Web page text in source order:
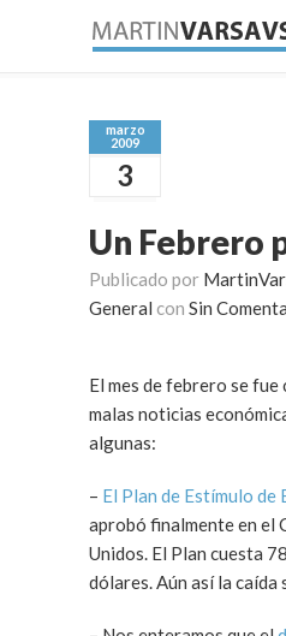
marzo
2009
3
Un Febrero
Publicado por
General con Sin
El mes de febrero se fue
malas noticias
algunas:
– El Plan de Estímulo de
aprobó finalmente en el
Unidos. El Plan cuesta
dólares. Aún así la caída